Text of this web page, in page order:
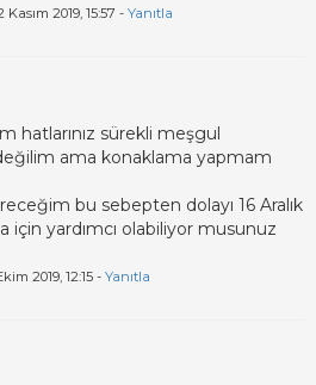
Kasım 2019, 15:57 - Yanıtla
hatlarınız sürekli meşgul
ama konaklama yapmam
bu sebepten dolayı 16 Aralık
için yardımcı olabiliyor musunuz
2019, 12:15 - Yanıtla